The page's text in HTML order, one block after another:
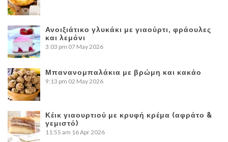
Ανοιξιάτικο γλυκάκι με γιαούρτι, φράουλες
και λεμόνι
3:03 pm 07 May 2026
Μπανανομπαλάκια με βρώμη και κακάο
9:13 pm 02 May 2026
Κέικ γιαουρτιού με κρυφή κρέμα (αφράτο &
γεμιστό)
11:55 am 16 Apr 2026